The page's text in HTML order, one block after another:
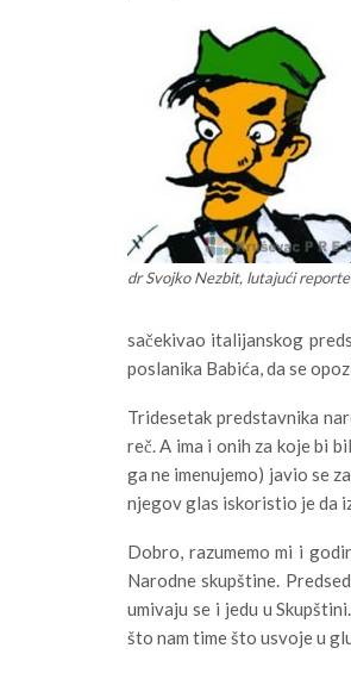
dr Svojko Nezbit, lutajući
sačekivao italijanskog
poslanika Babića, da se
Tridesetak predstavnika
reč. A ima i onih za koje bi
ga ne imenujemo) javio se
njegov glas iskoristio je da
Dobro, razumemo mi i
Narodne skupštine.
umivaju se i jedu u
što nam time što usvoje u